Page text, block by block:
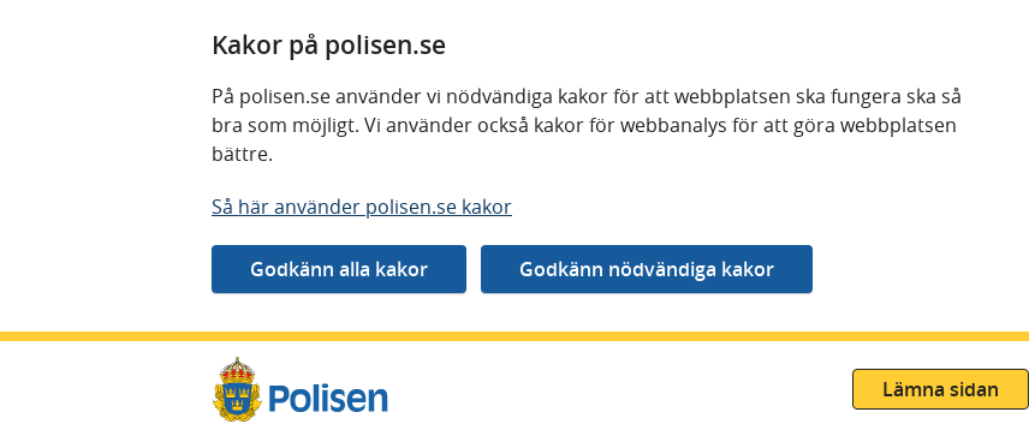
Kakor på polisen.se
På polisen.se använder vi nödvändiga kakor för att webbplatsen ska fungera ska så
bra som möjligt. Vi använder också kakor för webbanalys för att göra webbplatsen
bättre.
Så här använder polisen.se kakor
Lämna sidan